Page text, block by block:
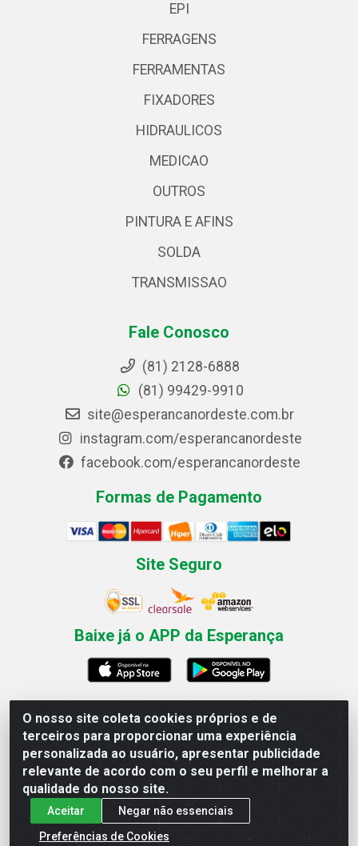
O nosso site coleta cookies próprios e de
terceiros para proporcionar uma experiência
personalizada ao usuário, apresentar publicidade
relevante de acordo com o seu perfil e melhorar a
qualidade do nosso site.
Aceitar
Negar não essenciais
Preferências de Cookies
EPI
FERRAGENS
FERRAMENTAS
FIXADORES
HIDRAULICOS
MEDICAO
OUTROS
PINTURA E AFINS
SOLDA
TRANSMISSAO
Fale Conosco
(81) 2128-6888
(81) 99429-9910
site@esperancanordeste.com.br
instagram.com/esperancanordeste
facebook.com/esperancanordeste
Formas de Pagamento
Site Seguro
Baixe já o APP da Esperança
Esperança Nordeste - Rua Professor Caldas Filho, 291 -
Estância - Recife / PE CEP: 50771-335 - CNPJ
03.666.136/0001-23